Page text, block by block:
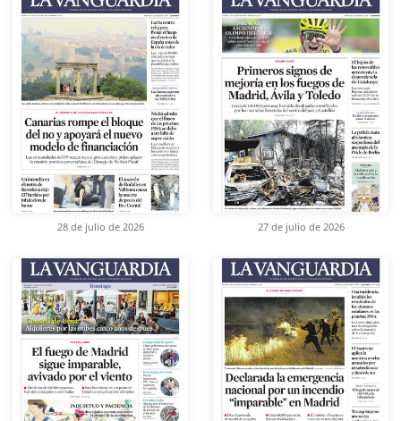
28 de julio de 2026 27 de julio de 2026